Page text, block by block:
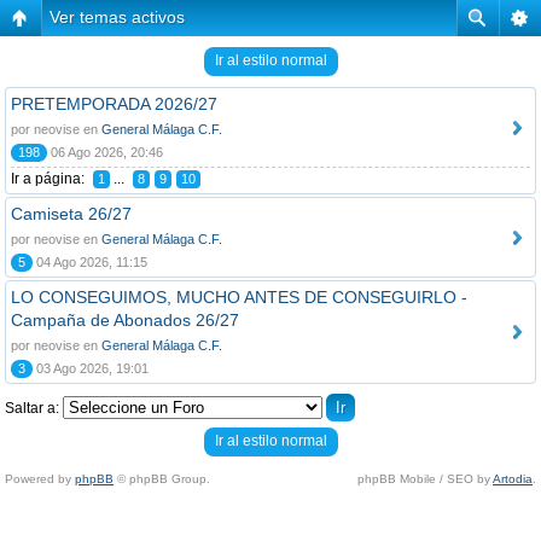
Ver temas activos
Ir al estilo normal
PRETEMPORADA 2026/27
por neovise en General Málaga C.F.
198
06 Ago 2026, 20:46
Ir a página: 1 ... 8 9 10
Camiseta 26/27
por neovise en General Málaga C.F.
5
04 Ago 2026, 11:15
LO CONSEGUIMOS, MUCHO ANTES DE CONSEGUIRLO -
Campaña de Abonados 26/27
por neovise en General Málaga C.F.
3
03 Ago 2026, 19:01
Saltar a:
Ir al estilo normal
Powered by phpBB © phpBB Group. phpBB Mobile / SEO byArtodia